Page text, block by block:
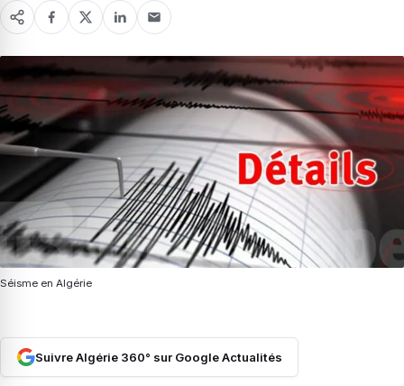
Séisme en Algérie
Suivre Algérie 360° sur Google Actualités